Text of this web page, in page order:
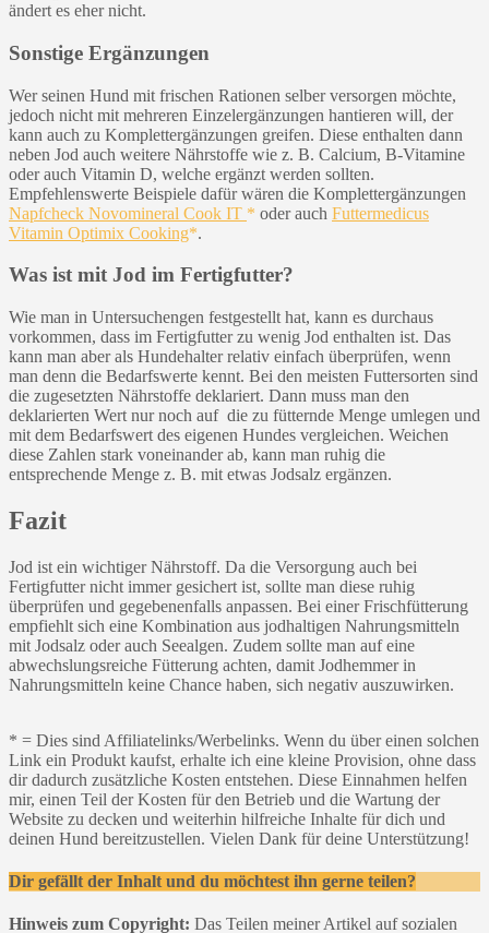
ändert es eher nicht.
Sonstige Ergänzungen
Wer seinen Hund mit frischen Rationen selber versorgen möchte,
jedoch nicht mit mehreren Einzelergänzungen hantieren will, der
kann auch zu Komplettergänzungen greifen. Diese enthalten dann
neben Jod auch weitere Nährstoffe wie z. B. Calcium, B-Vitamine
oder auch Vitamin D, welche ergänzt werden sollten.
Empfehlenswerte Beispiele dafür wären die Komplettergänzungen
Napfcheck Novomineral Cook IT
oder auch Futtermedicus
Vitamin Optimix Cooking .
Was ist mit Jod im Fertigfutter?
Wie man in Untersuchengen festgestellt hat, kann es durchaus
vorkommen, dass im Fertigfutter zu wenig Jod enthalten ist. Das
kann man aber als Hundehalter relativ einfach überprüfen, wenn
man denn die Bedarfswerte kennt. Bei den meisten Futtersorten sind
die zugesetzten Nährstoffe deklariert. Dann muss man den
deklarierten Wert nur noch auf die zu fütternde Menge umlegen und
mit dem Bedarfswert des eigenen Hundes vergleichen. Weichen
diese Zahlen stark voneinander ab, kann man ruhig die
entsprechende Menge z. B. mit etwas Jodsalz ergänzen.
Fazit
Jod ist ein wichtiger Nährstoff. Da die Versorgung auch bei
Fertigfutter nicht immer gesichert ist, sollte man diese ruhig
überprüfen und gegebenenfalls anpassen. Bei einer Frischfütterung
empfiehlt sich eine Kombination aus jodhaltigen Nahrungsmitteln
mit Jodsalz oder auch Seealgen. Zudem sollte man auf eine
abwechslungsreiche Fütterung achten, damit Jodhemmer in
Nahrungsmitteln keine Chance haben, sich negativ auszuwirken.
* = Dies sind Affiliatelinks/Werbelinks. Wenn du über einen solchen
Link ein Produkt kaufst, erhalte ich eine kleine Provision, ohne dass
dir dadurch zusätzliche Kosten entstehen. Diese Einnahmen helfen
mir, einen Teil der Kosten für den Betrieb und die Wartung der
Website zu decken und weiterhin hilfreiche Inhalte für dich und
deinen Hund bereitzustellen. Vielen Dank für deine Unterstützung!
Dir gefällt der Inhalt und du möchtest ihn gerne teilen?
Hinweis zum Copyright: Das Teilen meiner Artikel auf sozialen